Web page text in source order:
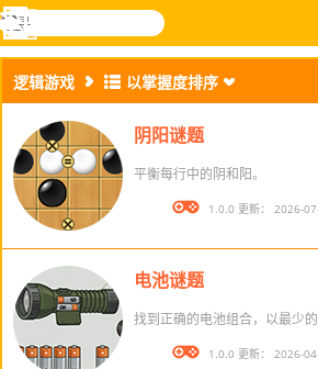
乐和游
搜
寻
登入
功
能
逻辑游戏 以掌握度排序
阴阳谜题
平衡每行中的阴和阳。
版本： 1.0.0 更新： 2026-
电池谜题
找到正确的电池组合，以最少
版本： 1.0.0 更新： 2026-